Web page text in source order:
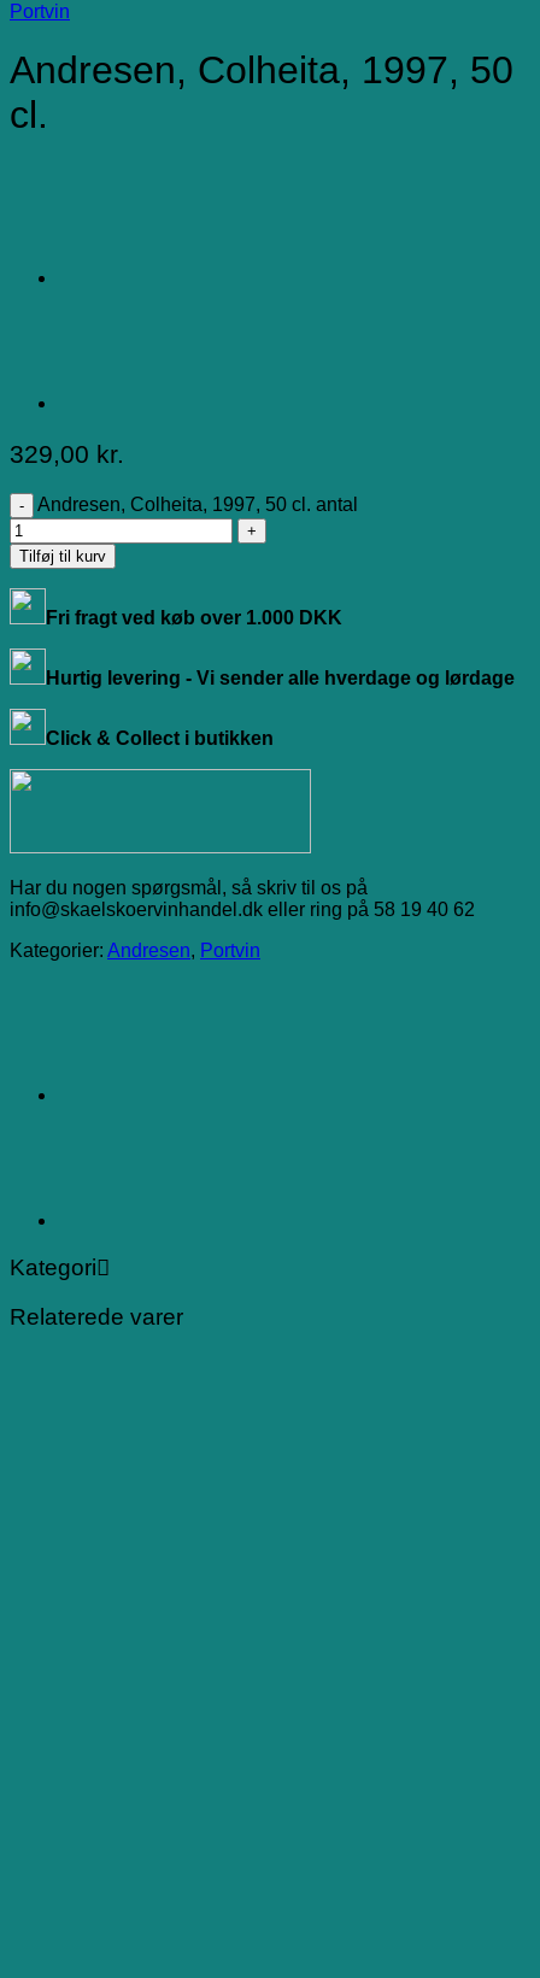
Portvin
Andresen, Colheita, 1997, 50
cl.
329,00 kr.
Andresen, Colheita, 1997, 50 cl. antal
Tilføj til kurv
Fri fragt ved køb over 1.000 DKK
Hurtig levering - Vi sender alle hverdage og lørdage
Click & Collect i butikken
Har du nogen spørgsmål, så skriv til os på
info@skaelskoervinhandel.dk eller ring på 58 19 40 62
Kategorier: Andresen, Portvin
Kategori
Relaterede varer